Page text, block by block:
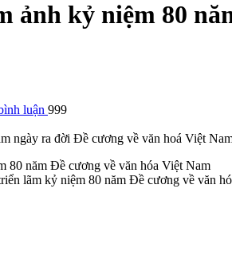
ảnh kỷ niệm 80
luận 999
ngày ra đời Đề cương về văn hoá Việt
lãm kỷ niệm 80 năm Đề cương về văn